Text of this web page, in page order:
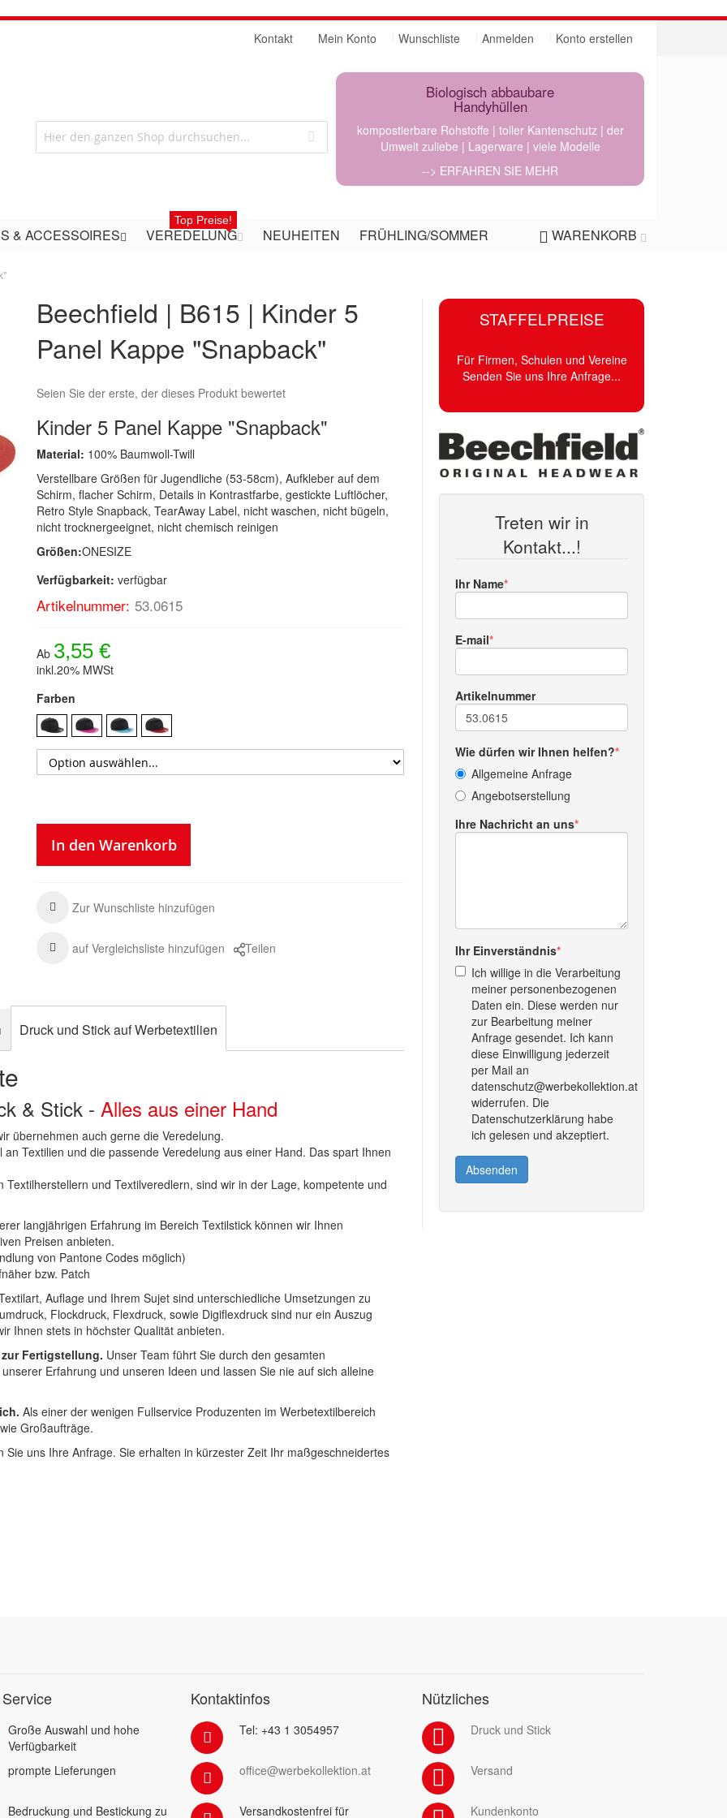
Mein Konto Wunschliste Anmelden Konto erstellen
Kontakt
Biologisch abbaubare
Handyhüllen
kompostierbare Rohstoffe | toller Kantenschutz | der
Umwelt zuliebe | Lagerware | viele Modelle
--> ERFAHREN SIE MEHR
WARENKORB
& ACCESSOIRES VEREDELUNG
Top Preise!
NEUHEITEN FRÜHLING/SOMMER
Beechfield | B615 | Kinder 5
Panel Kappe "Snapback"
Seien Sie der erste, der dieses Produkt bewertet
Kinder 5 Panel Kappe "Snapback"
Material: 100% Baumwoll-Twill
Verstellbare Größen für Jugendliche (53-58cm), Aufkleber auf dem
Schirm, flacher Schirm, Details in Kontrastfarbe, gestickte Luftlöcher,
Retro Style Snapback, TearAway Label, nicht waschen, nicht bügeln,
nicht trocknergeeignet, nicht chemisch reinigen
Größen:ONESIZE
Verfügbarkeit: verfügbar
Artikelnummer: 53.0615
Ab 3,55 €
inkl.20% MWSt
Farben
In den Warenkorb
Zur Wunschliste hinzufügen
auf Vergleichsliste hinzufügen Teilen
STAFFELPREISE
Für Firmen, Schulen und Vereine
Senden Sie uns Ihre Anfrage...
Treten wir in
Kontakt...!
Ihr Name
E-mail
Artikelnummer
Wie dürfen wir Ihnen helfen?
Allgemeine Anfrage
Angebotserstellung
Ihre Nachricht an uns
Ihr Einverständnis
Ich willige in die Verarbeitung
meiner personenbezogenen
Daten ein. Diese werden nur
zur Bearbeitung meiner
Anfrage gesendet. Ich kann
diese Einwilligung jederzeit
per Mail an
datenschutz@werbekollektion.at
widerrufen. Die
Datenschutzerklärung habe
ich gelesen und akzeptiert.
Absenden
Druck und Stick auf Werbetextilien
& Stick -Alles aus einer Hand
übernehmen auch gerne die Veredelung.
Textilien und die passende Veredelung aus einer Hand. Das spart Ihnen
und Textilveredlern, sind wir in der Lage, kompetente und
langjährigen Erfahrung im Bereich Textilstick können wir Ihnen
Preisen anbieten.
von Pantone Codes möglich)
bzw. Patch
Auflage und Ihrem Sujet sind unterschiedliche Umsetzungen zu
Flockdruck, Flexdruck, sowie Digiflexdruck sind nur ein Auszug
Ihnen stets in höchster Qualität anbieten.
Fertigstellung. Unser Team führt Sie durch den gesamten
Erfahrung und unseren Ideen und lassen Sie nie auf sich alleine
Als einer der wenigen Fullservice Produzenten im Werbetextilbereich
Großaufträge.
uns Ihre Anfrage. Sie erhalten in kürzester Zeit Ihr maßgeschneidertes
Große Auswahl und hohe
Verfügbarkeit
prompte Lieferungen
Bedruckung und Bestickung zu
Kontaktinfos
Tel: +43 1 3054957
office@werbekollektion.at
Versandkostenfrei für
Nützliches
Druck und Stick
Versand
Kundenkonto